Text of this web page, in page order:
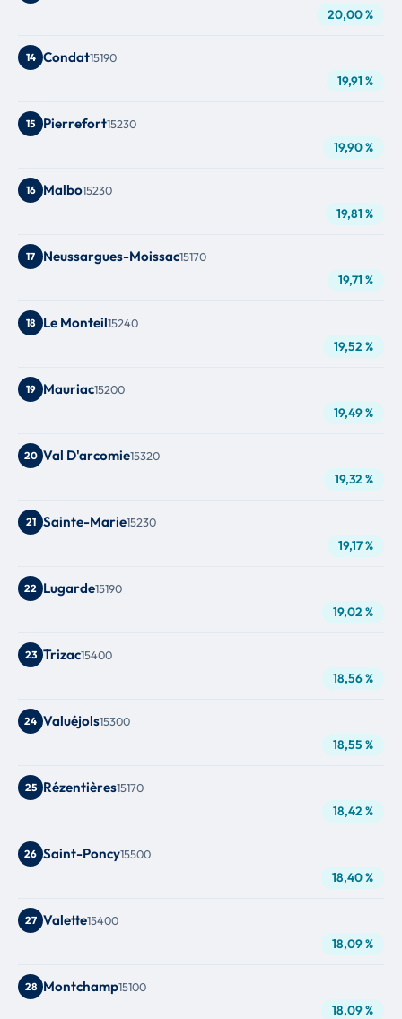
20,00 %
14 Condat15190
19,91 %
15 Pierrefort15230
19,90 %
16 Malbo15230
19,81 %
17 Neussargues-Moissac15170
19,71 %
18 Le Monteil15240
19,52 %
19 Mauriac15200
19,49 %
20 Val D'arcomie15320
19,32 %
21 Sainte-Marie15230
19,17 %
22 Lugarde15190
19,02 %
23 Trizac15400
18,56 %
24 Valuéjols15300
18,55 %
25 Rézentières15170
18,42 %
26 Saint-Poncy15500
18,40 %
27 Valette15400
18,09 %
28 Montchamp15100
18,09 %